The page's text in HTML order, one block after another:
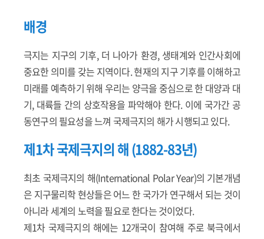
배경
극지는 지구의 기후, 더 나아가 환경, 생태계와 인간사회에
중요한 의미를 갖는 지역이다. 현재의 지구 기후를 이해하고
미래를 예측하기 위해 우리는 양극을 중심으로 한 대양과 대
기, 대륙들 간의 상호작용을 파악해야 한다. 이에 국가간 공
동연구의 필요성을 느껴 국제극지의 해가 시행되고 있다.
제1차 국제극지의 해 (1882-83년)
최초 국제극지의 해(International Polar Year)의 기본개념
은 지구물리학 현상들은 어느 한 국가가 연구해서 되는 것이
아니라 세계의 노력을 필요로 한다는 것이었다.
제1차 국제극지의 해에는 12개국이 참여해 주로 북극에서